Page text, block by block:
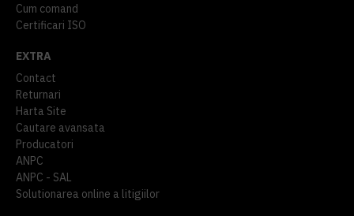
Cum comand
Certificari ISO
EXTRA
Contact
Returnari
Harta Site
Cautare avansata
Producatori
ANPC
ANPC - SAL
Solutionarea online a litigiilor